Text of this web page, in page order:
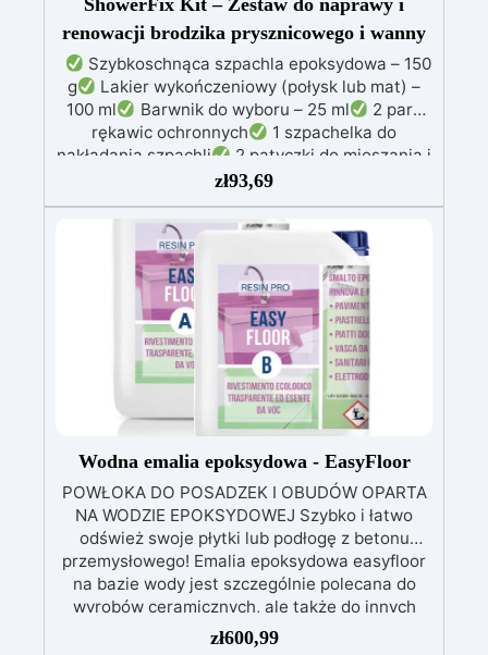
ShowerFix Kit – Zestaw do naprawy i
renowacji brodzika prysznicowego i wanny
Szybkoschnąca szpachla epoksydowa – 150
g
Lakier wykończeniowy (połysk lub mat) –
100 ml
Barwnik do wyboru – 25 ml
2 pary
rękawic ochronnych
1 szpachelka do
nakładania szpachli
2 patyczki do mieszania i
1 pojemnik do przygotowania masy
nakładania lakieru Zestaw Shower Fix jest
przeznaczony wyłącznie do naprawy
miejscowych uszkodzeń brodzika
prysznicowego. Nie nadaje się do całkowitej
zmiany koloru. Do tego rodzaju zastosowań
zalecamy zakup produktu Prolux
https://resinpro.pl/product/prolux-
ultraodporna-farba-do-plytek-ceramiki-
betonu-plastiku-i-metalu/
zł93,69
Wodna emalia epoksydowa - EasyFloor
POWŁOKA DO POSADZEK I OBUDÓW OPARTA
NA WODZIE EPOKSYDOWEJ Szybko i łatwo
odśwież swoje płytki lub podłogę z betonu
przemysłowego! Emalia epoksydowa easyfloor
na bazie wody jest szczególnie polecana do
wyrobów ceramicznych, ale także do innych
rodzajów podłoża, takich jak płytki ceramiczne
zł600,99